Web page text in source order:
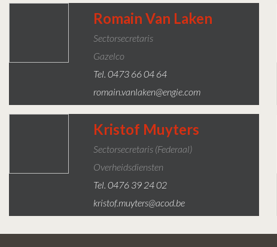
Romain Van Laken
Sectorsecretaris
Gazelco
Tel. 0473 66 04 64
romain.vanlaken@engie.com
Kristof Muyters
Sectorsecretaris (Federaal)
Overheidsdiensten
Tel. 0476 39 24 02
kristof.muyters@acod.be